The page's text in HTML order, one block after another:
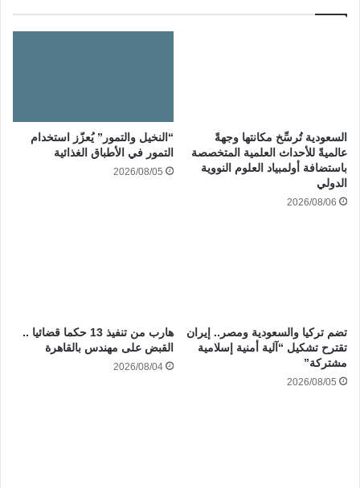
السعودية تُرسِّخ مكانتها وجهةً
عالميةً للأحداث العلمية المتخصصة
باستضافة أولمبياد العلوم النووية
الدولي
2026/08/06
“النخيل والتمور” يُعزّز استخدام
التمور في الأطباق الغذائية
2026/08/05
تضم تركيا والسعودية ومصر.. إيران
تقترح تشكيل “آلية أمنية إسلامية
مشتركة”
2026/08/05
هارب من تنفيذ 13 حكما قضائيا ..
القبض على مهندس بالقاهرة
2026/08/04